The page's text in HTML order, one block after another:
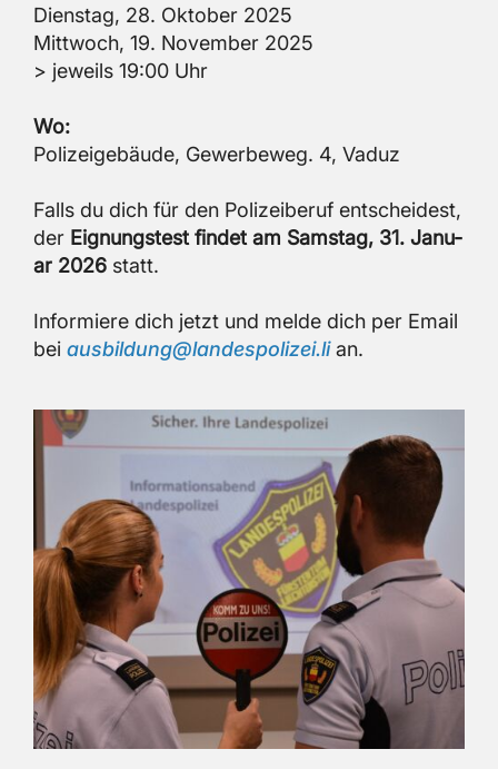
Diens­tag, 28. Ok­to­ber 2025
Mitt­woch, 19. No­vem­ber 2025
> je­weils 19:00 Uhr
Wo:
Po­li­zei­ge­bäu­de, Ge­wer­be­weg. 4, Vaduz
Falls du dich für den Po­li­zei­be­ruf ent­schei­dest,
der Eig­nungs­test fin­det am Sams­tag, 31. Ja­nu­
ar 2026 statt.
In­for­mie­re dich jetzt und melde dich per Email
bei aus­bil­dung@​lan​desp​oliz​ei.​lian.